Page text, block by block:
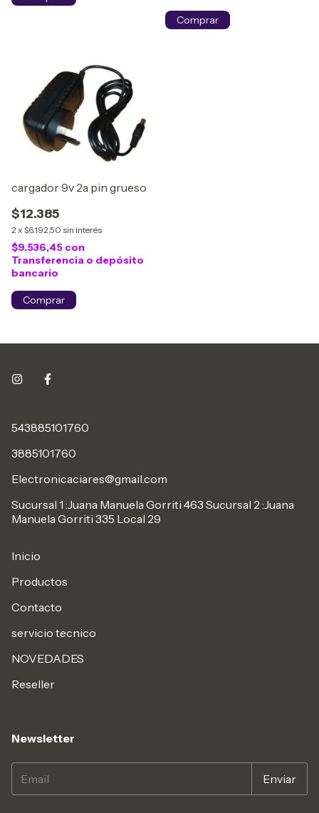
cargador 9v 2a pin grueso
$12.385
2 x $6.192,50 sin interés
$9.536,45 con
Transferencia o depósito
bancario
543885101760
3885101760
Electronicaciares@gmail.com
Sucursal 1 :Juana Manuela Gorriti 463 Sucursal 2 :Juana
Manuela Gorriti 335 Local 29
Inicio
Productos
Contacto
servicio tecnico
NOVEDADES
Reseller
Newsletter